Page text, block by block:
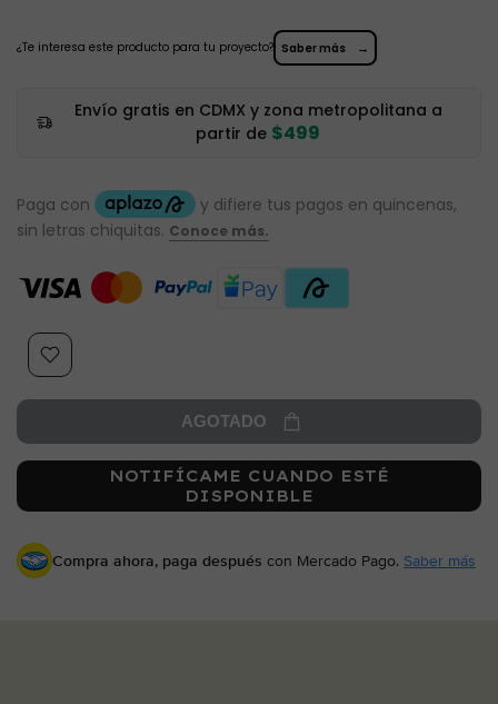
¿Te interesa este producto para tu proyecto? Saber más →
Envío gratis en CDMX y zona metropolitana a
partir de $499
AGOTADO
NOTIFÍCAME CUANDO ESTÉ
DISPONIBLE
Compra ahora, paga después con Mercado Pago. Saber más